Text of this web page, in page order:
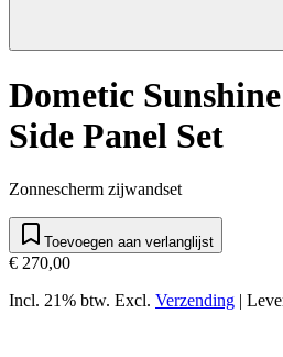
Dometic
Side Panel Set
Zonnescherm zijwandset
Toevoegen aan verlanglijst
€ 270,00
Incl. 21% btw. Excl. Verzending |